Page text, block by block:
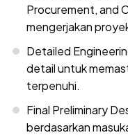
Procurement, and
mengerjakan
Detailed
detail untuk
terpenuhi.
Final Preliminary
berdasarkan